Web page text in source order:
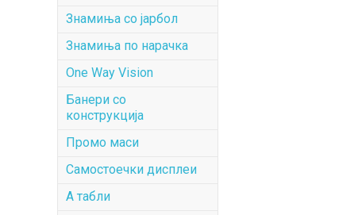
Знамиња со јарбол
Знамиња по нарачка
One Way Vision
Банери со
конструкција
Промо маси
Самостоечки дисплеи
А табли